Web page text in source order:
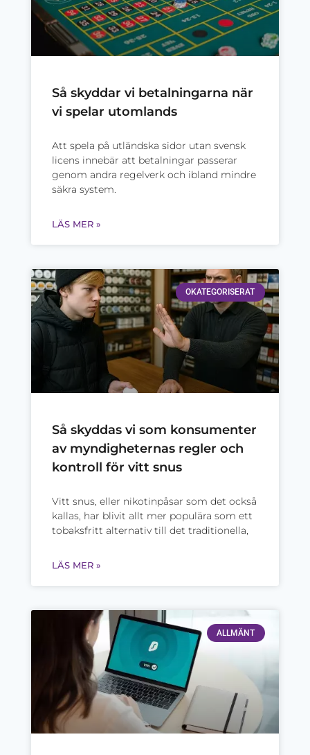
Så skyddar vi betalningarna när
vi spelar utomlands
Att spela på utländska sidor utan svensk
licens innebär att betalningar passerar
genom andra regelverk och ibland mindre
säkra system.
LÄS MER »
OKATEGORISERAT
Så skyddas vi som konsumenter
av myndigheternas regler och
kontroll för vitt snus
Vitt snus, eller nikotinpåsar som det också
kallas, har blivit allt mer populära som ett
tobaksfritt alternativ till det traditionella,
LÄS MER »
ALLMÄNT